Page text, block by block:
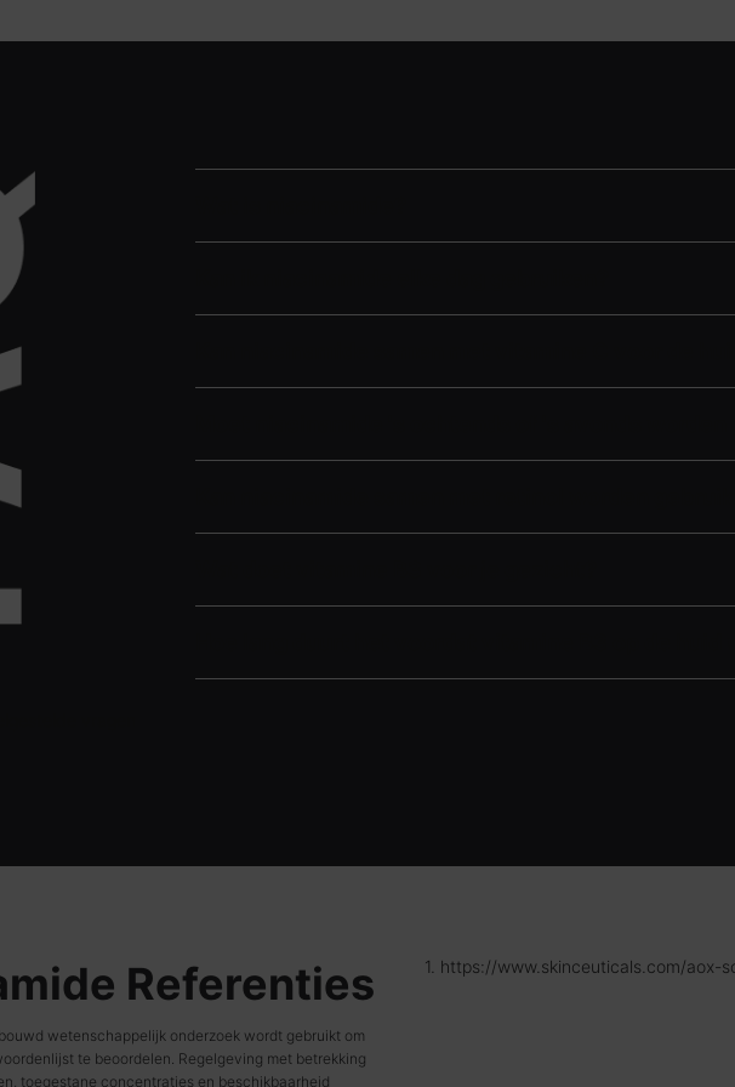
Referenties
wetenschappelijk onderzoek wordt gebruikt om
te beoordelen. Regelgeving met betrekking
toegestane concentraties en beschikbaarheid
1. https://www.skinceuticals.com/aox-